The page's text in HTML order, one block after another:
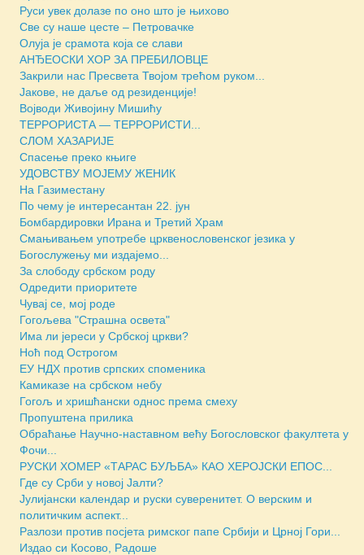
Руси увек долазе по оно што је њихово
Све су наше цесте – Петровачке
Олуја је срамота која се слави
АНЂЕОСКИ ХОР ЗА ПРЕБИЛОВЦЕ
Закрили нас Пресвета Твојом трећом руком...
Јакове, не даље од резиденције!
Војводи Живојину Мишићу
ТЕРРОРИСТА — ТЕРРОРИСТИ...
СЛОМ ХАЗАРИЈЕ
Спасење преко књиге
УДОВСТВУ МОЈЕМУ ЖЕНИК
На Газиместану
По чему је интересантан 22. јун
Бомбардировки Ирана и Третий Храм
Смањивањем употребе црквенословенског језика у
Богослужењу ми издајемо...
За слободу србском роду
Одредити приоритете
Чувај се, мој роде
Гогољева "Страшна освета"
Има ли јереси у Србској цркви?
Ноћ под Острогом
ЕУ НДХ против српских споменика
Камиказе на србском небу
Гогољ и хришћански однос према смеху
Пропуштена прилика
Обраћање Научно-наставном већу Богословског факултета у
Фочи...
РУСКИ ХОМЕР «ТАРАС БУЉБА» КАО ХЕРОЈСКИ ЕПОС...
Где су Срби у новој Јалти?
Јулијански календар и руски суверенитет. О верским и
политичким аспект...
Разлози против посјета римског папе Србији и Црној Гори...
Издао си Косово, Радоше